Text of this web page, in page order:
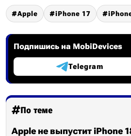
Apple iPhone 17
Подпишись на MobiDevices
Telegram
По теме
Apple не выпустит iPhone